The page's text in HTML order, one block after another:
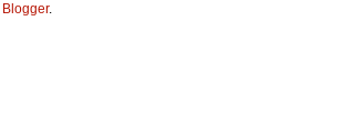
Blogger.